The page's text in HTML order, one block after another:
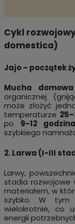
Cykl
domestica)
Jajo – początek
Mucha
organicznej
może złożyć
temperaturze
po 9-12
szybkiego
2. Larwa (I-III
Larwy,
stadia rozwojowe
materiałem, w
szybko. W tym
wielokrotnie, co
energii